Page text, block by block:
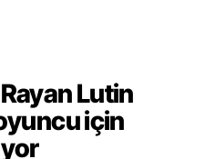
Lutin
için